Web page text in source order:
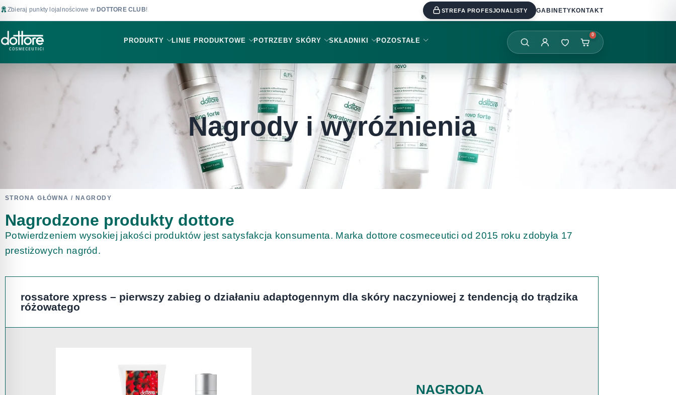
Zbieraj punkty lojalnościowe w DOTTORE CLUB! STREFA PROFESJONALISTY GABINETY KONTAKT
PRODUKTY LINIE PRODUKTOWE POTRZEBY SKÓRY SKŁADNIKI POZOSTAŁE
0
Nagrody i wyróżnienia
STRONA GŁÓWNA / NAGRODY
Nagrodzone produkty dottore
Potwierdzeniem wysokiej jakości produktów jest satysfakcja konsumenta. Marka dottore cosmeceutici od 2015 roku zdobyła 17
prestiżowych nagród.
rossatore xpress – pierwszy zabieg o działaniu adaptogennym dla skóry naczyniowej z tendencją do trądzika
różowatego
NAGRODA